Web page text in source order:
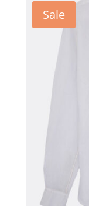
Sale